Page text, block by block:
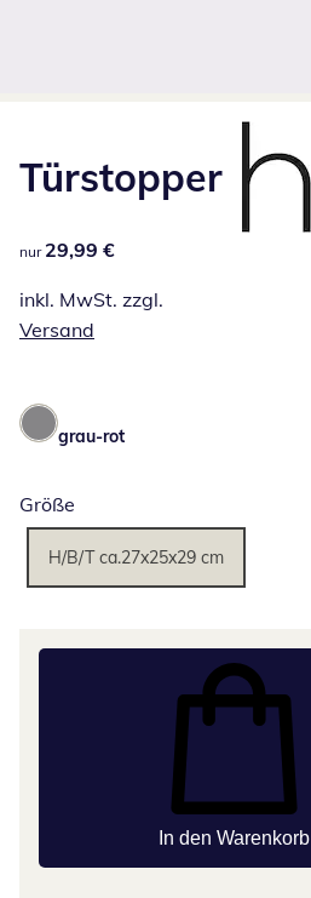
Türstopper
29,99 €
nur 29,99 €
inkl. MwSt. zzgl.
Versand
grau-rot
Größe
H/B/T ca.27x25x29 cm
In den Warenkorb